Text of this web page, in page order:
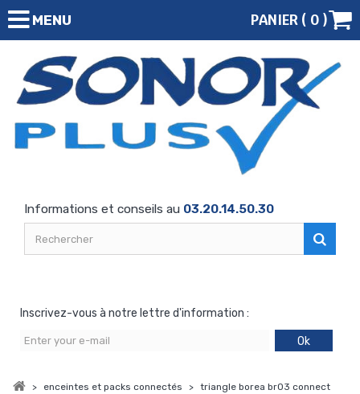
MENU PANIER ( 0 )
Informations et conseils au 03.20.14.50.30
Inscrivez-vous à notre lettre d'information :
Ok
> enceintes et packs connectés > triangle borea br03 connect